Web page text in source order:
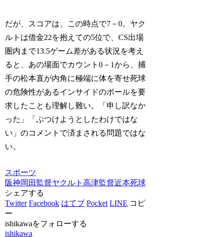
だが、スコアは、この時点で7－0。ヤク
ルトは借金22を抱えての5位で、CS出場
圏内まで13.5ゲーム差がある状況を考え
ると、あの場面でカウント0－1から、捕
手の松本直が内角に極端に体を寄せ死球
の危険性があるインサイドのボールを要
求したことも理解し難い。「申し訳なか
った」「ぶつけようとしたわけではな
い」のコメントで済まされる問題ではな
い。
スポーツ
阪神岡田監督ヤクルト高津監督近本死球
シェアする
Twitter Facebook はてブ Pocket LINE コピ
ー
ishikawaをフォローする
ishikawa